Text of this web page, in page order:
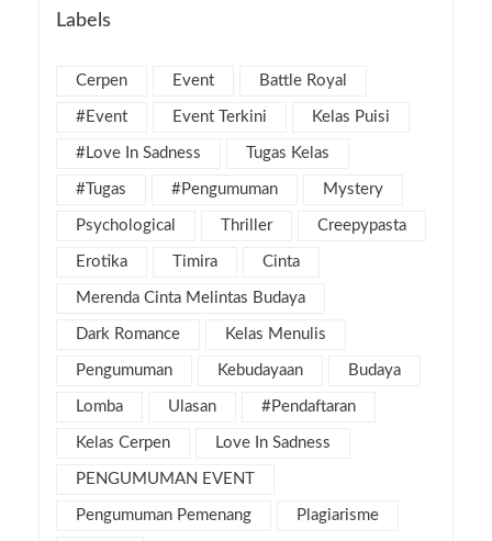
Labels
Cerpen Event Battle Royal
#Event Event Terkini Kelas Puisi
#Love In Sadness Tugas Kelas
#Tugas #Pengumuman Mystery
Psychological Thriller Creepypasta
Erotika Timira Cinta
Merenda Cinta Melintas Budaya
Dark Romance Kelas Menulis
Pengumuman Kebudayaan Budaya
Lomba Ulasan #Pendaftaran
Kelas Cerpen Love In Sadness
PENGUMUMAN EVENT
Pengumuman Pemenang Plagiarisme